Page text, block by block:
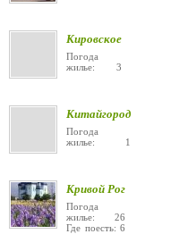
Кировское
Погода
жилье: 3
Китайгород
Погода
жилье: 1
Кривой Рог
Погода
жилье: 26
Где поесть: 6